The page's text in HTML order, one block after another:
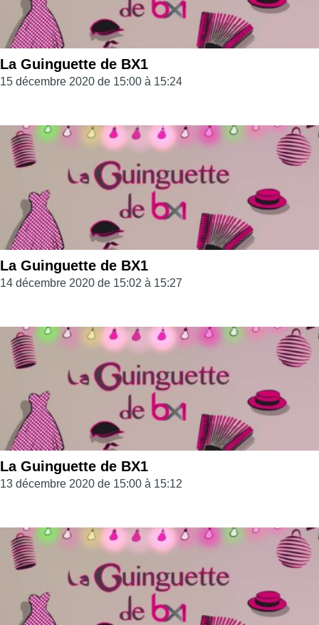
La Guinguette de BX1
15 décembre 2020 de 15:00 à 15:24
La Guinguette de BX1
14 décembre 2020 de 15:02 à 15:27
La Guinguette de BX1
13 décembre 2020 de 15:00 à 15:12